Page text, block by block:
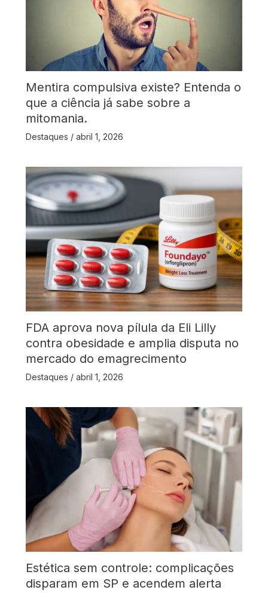
Mentira compulsiva existe? Entenda o
que a ciência já sabe sobre a
mitomania.
Destaques / abril 1, 2026
FDA aprova nova pílula da Eli Lilly
contra obesidade e amplia disputa no
mercado do emagrecimento
Destaques / abril 1, 2026
Estética sem controle: complicações
disparam em SP e acendem alerta